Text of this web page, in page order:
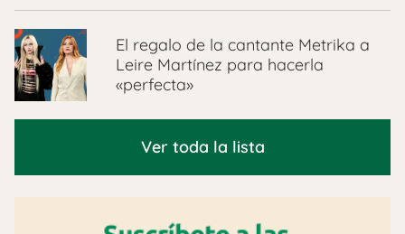
El regalo de la cantante Metrika a
Leire Martínez para hacerla
«perfecta»
Ver toda la lista